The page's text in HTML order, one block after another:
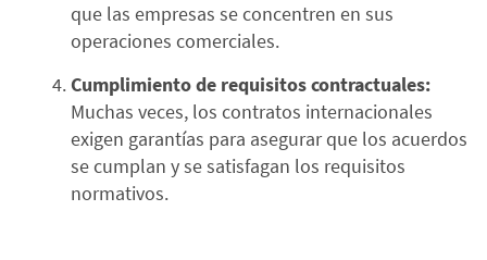
que las empresas se concentren en sus
operaciones comerciales.
Cumplimiento de requisitos contractuales:
Muchas veces, los contratos internacionales
exigen garantías para asegurar que los acuerdos
se cumplan y se satisfagan los requisitos
normativos.